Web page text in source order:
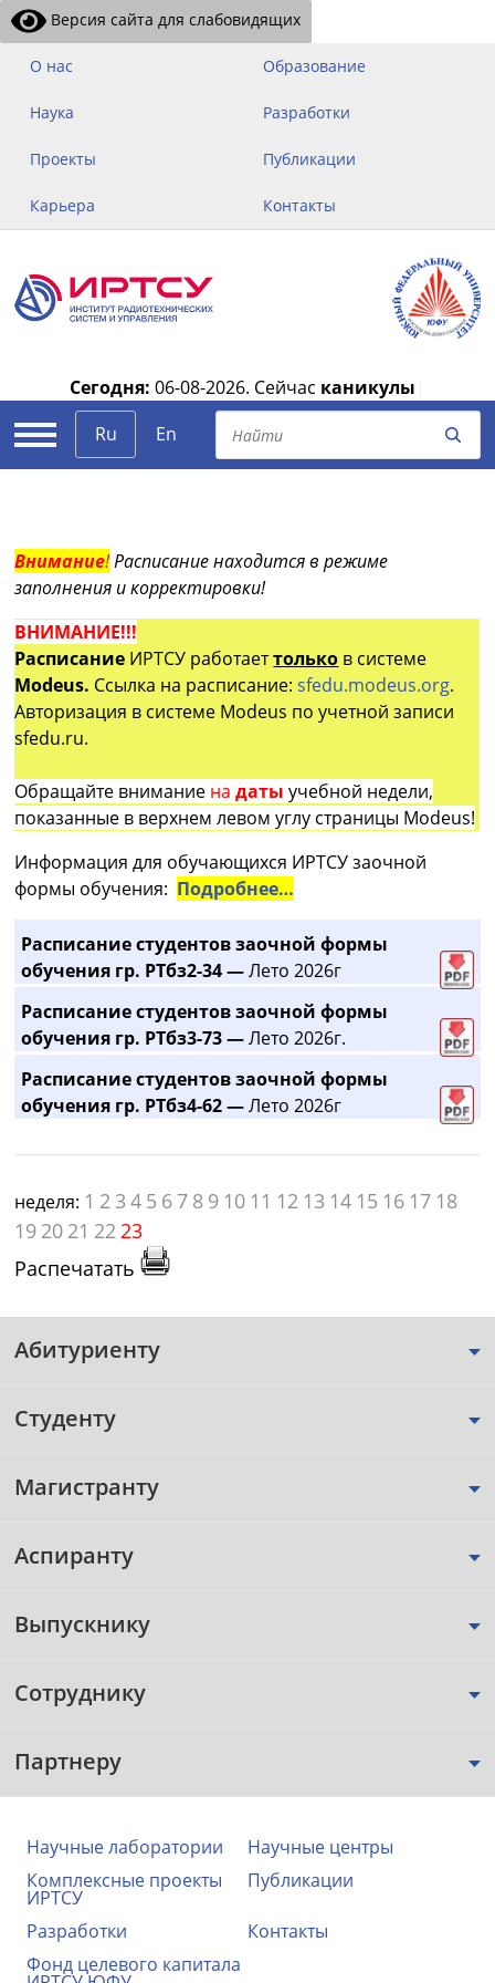
Версия сайта для слабовидящих
О нас Образование
Наука Разработки
Проекты Публикации
Карьера Контакты
Сегодня: 06-08-2026. Сейчас каникулы
Ru
En
Внимание!Расписание находится в режиме
заполнения и корректировки!
ВНИМАНИЕ!!!
Расписание ИРТСУ работаеттолько в системе
Modeus. Ссылка на расписание:sfedu.modeus.org.
Авторизация в системе Modeus по учетной записи
sfedu.ru.
Обращайте внимание на датыучебной недели,
показанные в верхнем левом углу страницы Modeus!
Информация для обучающихся ИРТСУ заочной
формы обучения: Подробнее…
Расписание студентов заочной формы
обучения гр. РТбз2-34 —Лето 2026г
Расписание студентов заочной формы
обучения гр. РТбз3-73 —Лето 2026г.
Расписание студентов заочной формы
обучения гр. РТбз4-62 —Лето 2026г
неделя: 1 2 3 4 5 6 7 8 9 10 11 12 13 14 15 16 17 18
19 20 21 2223
Распечатать
Абитуриенту
Студенту
Магистранту
Аспиранту
Выпускнику
Сотруднику
Партнеру
Научные лаборатории
Научные центры
Комплексные проекты
ИРТСУ
Публикации
Разработки
Контакты
Фонд целевого капитала